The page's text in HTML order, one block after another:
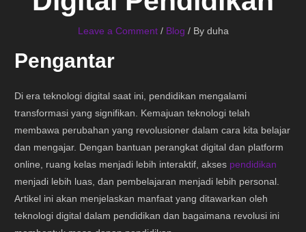
Leave a Comment / Blog / By duha
Pengantar
Di era teknologi digital saat ini, pendidikan mengalami
transformasi yang signifikan. Kemajuan teknologi telah
membawa perubahan yang revolusioner dalam cara kita belajar
dan mengajar. Dengan bantuan perangkat digital dan platform
online, ruang kelas menjadi lebih interaktif, akses pendidikan
menjadi lebih luas, dan pembelajaran menjadi lebih personal.
Artikel ini akan menjelaskan manfaat yang ditawarkan oleh
teknologi digital dalam pendidikan dan bagaimana revolusi ini